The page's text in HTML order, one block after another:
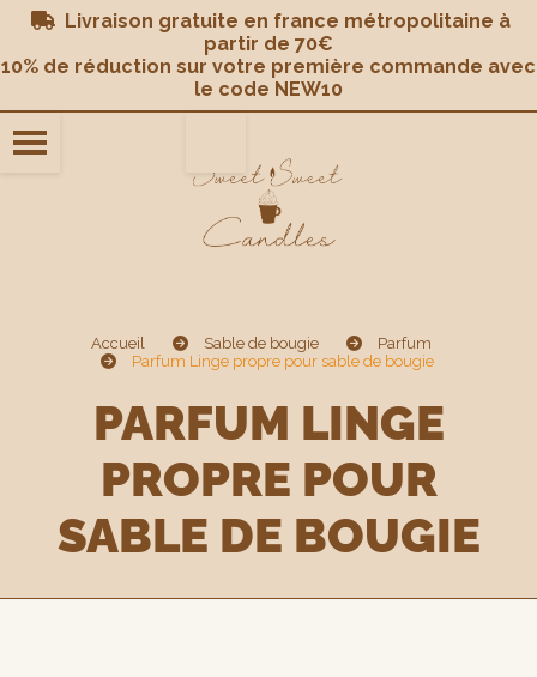
 Livraison gratuite en france métropolitaine à
partir de 70€
10% de réduction sur votre première commande avec
le code NEW10
Accueil Sable de bougie
Parfum
Parfum Linge propre pour sable de bougie
PARFUM LINGE
PROPRE POUR
SABLE DE BOUGIE
Panneau de gestion des cookies